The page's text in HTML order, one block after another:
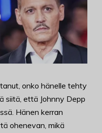
onko hänelle tehty
siitä, että Johnny Depp
Hänen kerran
ohenevan, mikä